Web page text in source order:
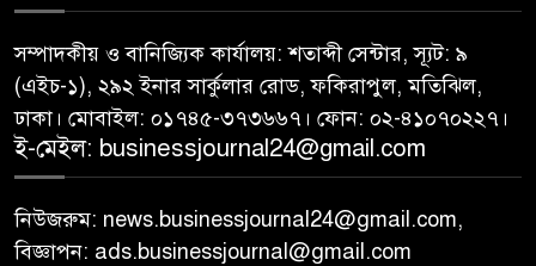
সম্পাদকীয় ও বানিজ্যিক কার্যালয়: শতাব্দী সেন্টার, স্যূট: ৯
(এইচ-১), ২৯২ ইনার সার্কুলার রোড, ফকিরাপুল, মতিঝিল,
ঢাকা। মোবাইল: ০১৭৪৫-৩৭৩৬৬৭। ফোন: ০২-৪১০৭০২২৭।
ই-মেইল: businessjournal24@gmail.com
নিউজরুম: news.businessjournal24@gmail.com,
বিজ্ঞাপন: ads.businessjournal@gmail.com